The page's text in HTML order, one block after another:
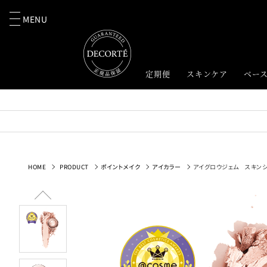
MENU
定期便 スキンケア ベー
HOME PRODUCT ポイントメイク アイカラー アイグロウジェム スキン